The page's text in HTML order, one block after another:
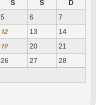
S S D
5 6 7
12 13 14
19 20 21
26 27
28